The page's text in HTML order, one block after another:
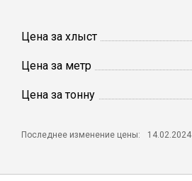
Столбы заборные
Сетка кладочная
Круги абразивные
Электроды
Цена за хлыст
Цена за метр
Цена за тонну
Последнее изменение цены: 14.02.2024